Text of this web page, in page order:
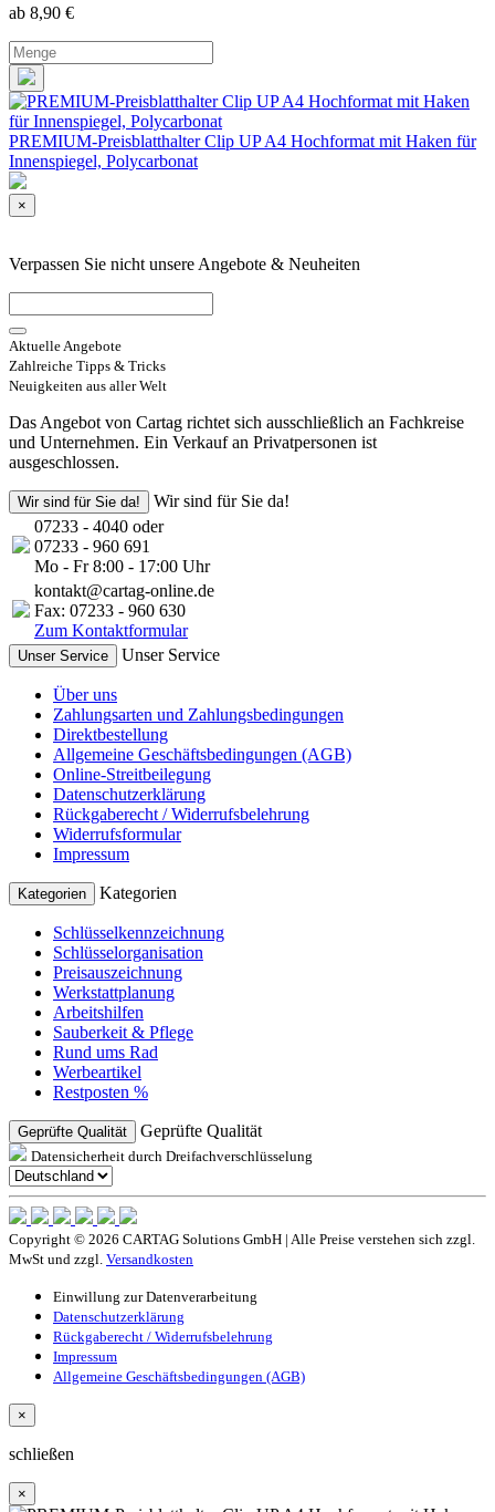
ab 8,90 €
PREMIUM-Preisblatthalter Clip UP A4 Hochformat mit Haken für
Innenspiegel, Polycarbonat
×
Verpassen Sie nicht unsere Angebote & Neuheiten
Aktuelle Angebote
Zahlreiche Tipps & Tricks
Neuigkeiten aus aller Welt
Das Angebot von Cartag richtet sich ausschließlich an Fachkreise
und Unternehmen. Ein Verkauf an Privatpersonen ist
ausgeschlossen.
Wir sind für Sie da!
Wir sind für Sie da!
07233 - 4040 oder
07233 - 960 691
Mo - Fr 8:00 - 17:00 Uhr
kontakt@cartag-online.de
Fax: 07233 - 960 630
Zum Kontaktformular
Unser Service Unser Service
Über uns
Zahlungsarten und Zahlungsbedingungen
Direktbestellung
Allgemeine Geschäftsbedingungen (AGB)
Online-Streitbeilegung
Datenschutzerklärung
Rückgaberecht / Widerrufsbelehrung
Widerrufsformular
Impressum
Kategorien Kategorien
Schlüsselkennzeichnung
Schlüsselorganisation
Preisauszeichnung
Werkstattplanung
Arbeitshilfen
Sauberkeit & Pflege
Rund ums Rad
Werbeartikel
Restposten %
Geprüfte Qualität Geprüfte Qualität
Datensicherheit durch Dreifachverschlüsselung
Copyright © 2026 CARTAG Solutions GmbH | Alle Preise verstehen sich zzgl.
MwSt und zzgl. Versandkosten
Einwillung zur Datenverarbeitung
Datenschutzerklärung
Rückgaberecht / Widerrufsbelehrung
Impressum
Allgemeine Geschäftsbedingungen (AGB)
×
schließen
×